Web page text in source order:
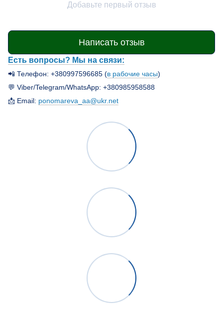
Добавьте первый отзыв
Написать отзыв
Есть вопросы? Мы на связи:
📲 Телефон: +380997596685 (в рабочие часы)
💬 Viber/Telegram/WhatsApp: +380985958588
📩 Email: ponomareva_aa@ukr.net